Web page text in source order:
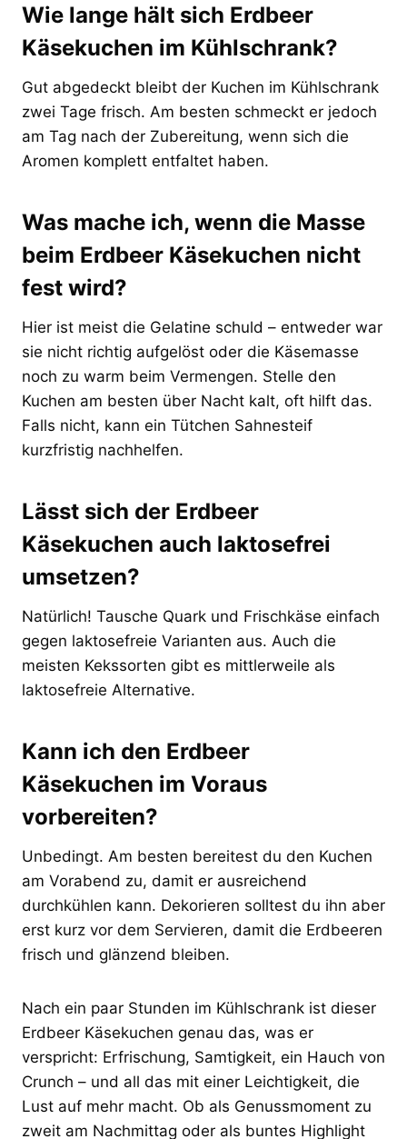
Wie lange hält sich Erdbeer
Käsekuchen im Kühlschrank?
Gut abgedeckt bleibt der Kuchen im Kühlschrank
zwei Tage frisch. Am besten schmeckt er jedoch
am Tag nach der Zubereitung, wenn sich die
Aromen komplett entfaltet haben.
Was mache ich, wenn die Masse
beim Erdbeer Käsekuchen nicht
fest wird?
Hier ist meist die Gelatine schuld – entweder war
sie nicht richtig aufgelöst oder die Käsemasse
noch zu warm beim Vermengen. Stelle den
Kuchen am besten über Nacht kalt, oft hilft das.
Falls nicht, kann ein Tütchen Sahnesteif
kurzfristig nachhelfen.
Lässt sich der Erdbeer
Käsekuchen auch laktosefrei
umsetzen?
Natürlich! Tausche Quark und Frischkäse einfach
gegen laktosefreie Varianten aus. Auch die
meisten Kekssorten gibt es mittlerweile als
laktosefreie Alternative.
Kann ich den Erdbeer
Käsekuchen im Voraus
vorbereiten?
Unbedingt. Am besten bereitest du den Kuchen
am Vorabend zu, damit er ausreichend
durchkühlen kann. Dekorieren solltest du ihn aber
erst kurz vor dem Servieren, damit die Erdbeeren
frisch und glänzend bleiben.
Nach ein paar Stunden im Kühlschrank ist dieser
Erdbeer Käsekuchen genau das, was er
verspricht: Erfrischung, Samtigkeit, ein Hauch von
Crunch – und all das mit einer Leichtigkeit, die
Lust auf mehr macht. Ob als Genussmoment zu
zweit am Nachmittag oder als buntes Highlight